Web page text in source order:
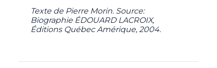
Texte de Pierre Morin. Source:
Biographie ÉDOUARD LACROIX,
Éditions Québec Amérique, 2004.